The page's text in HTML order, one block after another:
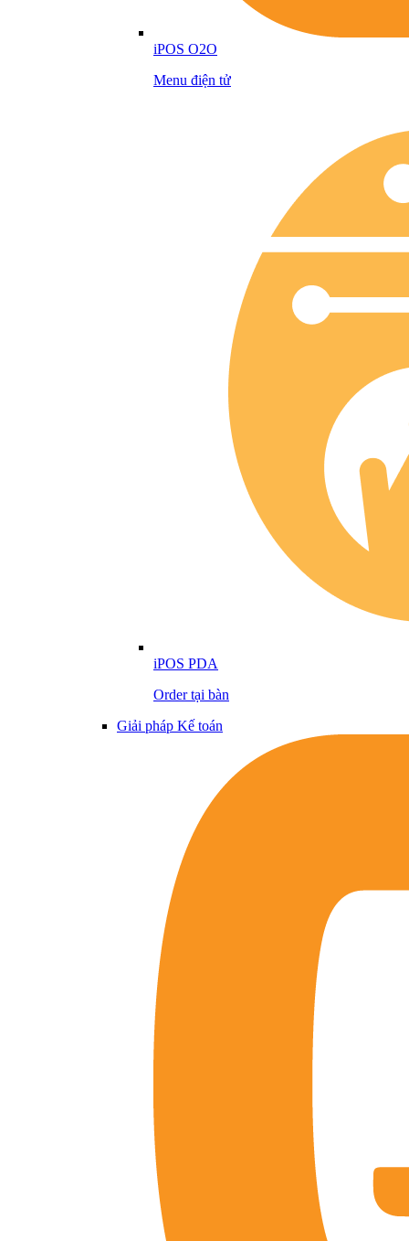
iPOS O2O
Menu điện tử
iPOS PDA
Order tại bàn
Giải pháp Kế toán